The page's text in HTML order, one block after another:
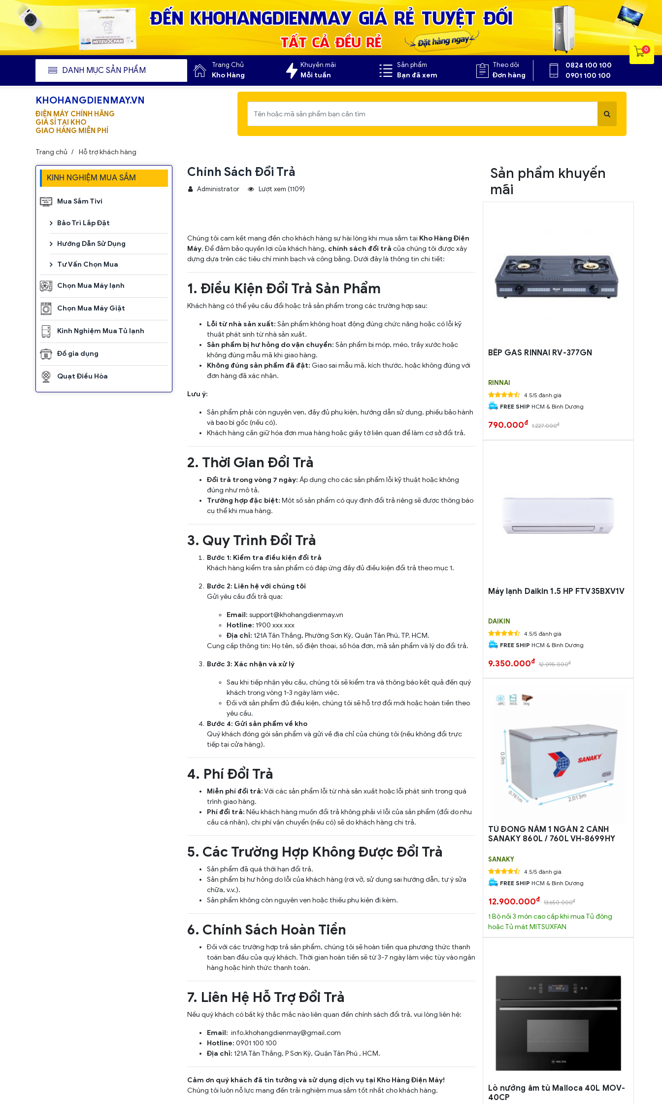
0
DANH MỤC SẢN PHẨM
Trang Chủ
Kho Hàng
Khuyến mãi
Mỗi tuần
Sản phẩm
Bạn đã xem
Theo dõi
Đơn hàng
0824 100 100
0901 100 100
KHOHANGDIENMAY.VN
ĐIỆN MÁY CHÍNH HÃNG
GIÁ SỈ TẠI KHO
GIAO HÀNG MIỄN PHÍ
Trang chủ Hỗ trợ khách hàng
KINH NGHIỆM MUA SẮM
Mua Sắm Tivi
Bảo Trì Lắp Đặt
Hướng Dẫn Sử Dụng
Tư Vấn Chọn Mua
Chọn Mua Máy lạnh
Chọn Mua Máy Giặt
Kinh Nghiệm Mua Tủ lạnh
Đồ gia dụng
Quạt Điều Hòa
Chính Sách Đổi Trả
Administrator Lượt xem (1109)
Chúng tôi cam kết mang đến cho khách hàng sự hài lòng khi mua sắm tại Kho Hàng Điện
Máy. Để đảm bảo quyền lợi của khách hàng, chính sách đổi trả của chúng tôi được xây
dựng dựa trên các tiêu chí minh bạch và công bằng. Dưới đây là thông tin chi tiết:
1. Điều Kiện Đổi Trả Sản Phẩm
Khách hàng có thể yêu cầu đổi hoặc trả sản phẩm trong các trường hợp sau:
Lỗi từ nhà sản xuất: Sản phẩm không hoạt động đúng chức năng hoặc có lỗi kỹ
thuật phát sinh từ nhà sản xuất.
Sản phẩm bị hư hỏng do vận chuyển: Sản phẩm bị móp, méo, trầy xước hoặc
không đúng mẫu mã khi giao hàng.
Không đúng sản phẩm đã đặt: Giao sai mẫu mã, kích thước, hoặc không đúng với
đơn hàng đã xác nhận.
Lưu ý:
Sản phẩm phải còn nguyên vẹn, đầy đủ phụ kiện, hướng dẫn sử dụng, phiếu bảo hành
và bao bì gốc (nếu có).
Khách hàng cần giữ hóa đơn mua hàng hoặc giấy tờ liên quan để làm cơ sở đổi trả.
2. Thời Gian Đổi Trả
Đổi trả trong vòng 7 ngày: Áp dụng cho các sản phẩm lỗi kỹ thuật hoặc không
đúng như mô tả.
Trường hợp đặc biệt: Một số sản phẩm có quy định đổi trả riêng sẽ được thông báo
cụ thể khi mua hàng.
3. Quy Trình Đổi Trả
Bước 1: Kiểm tra điều kiện đổi trả
Khách hàng kiểm tra sản phẩm có đáp ứng đầy đủ điều kiện đổi trả theo mục 1.
Bước 2: Liên hệ với chúng tôi
Gửi yêu cầu đổi trả qua:
Email: support@khohangdienmay.vn
Hotline: 1900 xxx xxx
Địa chỉ: 121A Tân Thắng, Phường Sơn Kỳ, Quận Tân Phú, TP. HCM.
Cung cấp thông tin: Họ tên, số điện thoại, số hóa đơn, mã sản phẩm và lý do đổi trả.
Bước 3: Xác nhận và xử lý
Sau khi tiếp nhận yêu cầu, chúng tôi sẽ kiểm tra và thông báo kết quả đến quý
khách trong vòng 1-3 ngày làm việc.
Đối với sản phẩm đủ điều kiện, chúng tôi sẽ hỗ trợ đổi mới hoặc hoàn tiền theo
yêu cầu.
Bước 4: Gửi sản phẩm về kho
Quý khách đóng gói sản phẩm và gửi về địa chỉ của chúng tôi (nếu không đổi trực
tiếp tại cửa hàng).
4. Phí Đổi Trả
Miễn phí đổi trả:Với các sản phẩm lỗi từ nhà sản xuất hoặc lỗi phát sinh trong quá
trình giao hàng.
Phí đổi trả: Nếu khách hàng muốn đổi trả không phải vì lỗi của sản phẩm (đổi do nhu
cầu cá nhân), chi phí vận chuyển (nếu có) sẽ do khách hàng chi trả.
5. Các Trường Hợp Không Được Đổi Trả
Sản phẩm đã quá thời hạn đổi trả.
Sản phẩm bị hư hỏng do lỗi của khách hàng (rơi vỡ, sử dụng sai hướng dẫn, tự ý sửa
chữa, v.v.).
Sản phẩm không còn nguyên vẹn hoặc thiếu phụ kiện đi kèm.
6. Chính Sách Hoàn Tiền
Đối với các trường hợp trả sản phẩm, chúng tôi sẽ hoàn tiền qua phương thức thanh
toán ban đầu của quý khách. Thời gian hoàn tiền sẽ từ 3-7 ngày làm việc tùy vào ngân
hàng hoặc hình thức thanh toán.
7. Liên Hệ Hỗ Trợ Đổi Trả
Nếu quý khách có bất kỳ thắc mắc nào liên quan đến chính sách đổi trả, vui lòng liên hệ:
Email: info.khohangdienmay@gmail.com
Hotline: 0901 100 100
Địa chỉ: 121A Tân Thắng, P Sơn Kỳ, Quận Tân Phú , HCM.
Cảm ơn quý khách đã tin tưởng và sử dụng dịch vụ tại Kho Hàng Điện Máy!
Chúng tôi luôn nỗ lực mang đến trải nghiệm mua sắm tốt nhất cho khách hàng.
Sản phẩm khuyến
mãi
BẾP GAS RINNAI RV-377GN
RINNAI
4.5/5 đánh giá
FREE SHIP HCM & Bình Dương
790.000đ 1.227.000đ
Máy lạnh Daikin 1.5 HP FTV35BXV1V
DAIKIN
4.5/5 đánh giá
FREE SHIP HCM & Bình Dương
9.350.000đ 12.095.000đ
TỦ ĐÔNG NẰM 1 NGĂN 2 CÁNH
SANAKY 860L / 760L VH-8699HY
SANAKY
4.5/5 đánh giá
FREE SHIP HCM & Bình Dương
12.900.000đ 13.650.000đ
1 Bộ nồi 3 món cao cấp khi mua Tủ đông
hoặc Tủ mát MITSUXFAN
Lò nướng âm tủ Malloca 40L MOV-
40CP